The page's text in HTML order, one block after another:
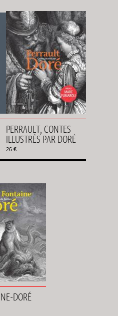
PERRAULT, CONTES
ILLUSTRÉS PAR DORÉ
26 €
DORÉ